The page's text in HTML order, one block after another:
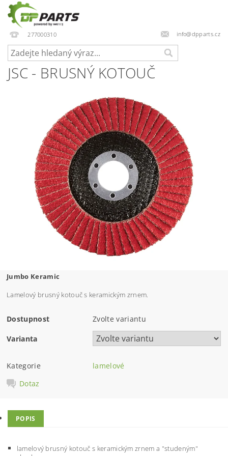
277000310 info@dpparts.cz
JSC - BRUSNÝ KOTOUČ
Jumbo Keramic
Lamelový brusný kotouč s keramickým zrnem.
Dostupnost Zvolte variantu
Varianta
Kategorie
lamelové
Dotaz
POPIS
lamelový brusný kotouč s keramickým zrnem a "studeným"